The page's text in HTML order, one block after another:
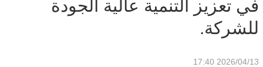
في تعزيز التنمية عالية الجودة
للشركة.
2026/04/13 17:40